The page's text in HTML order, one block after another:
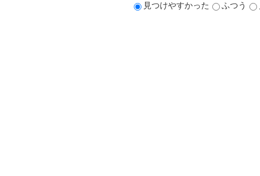
見つけやすかった
ふつう